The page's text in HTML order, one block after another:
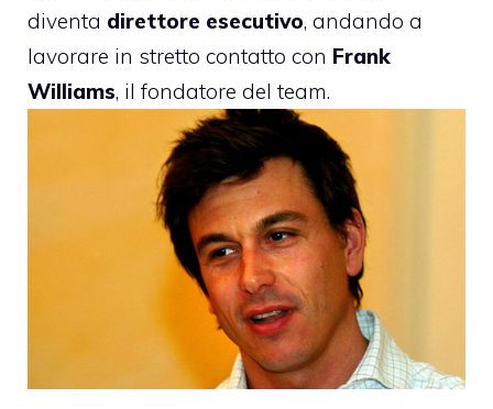
diventa direttore esecutivo, andando a
lavorare in stretto contatto con Frank
Williams, il fondatore del team.